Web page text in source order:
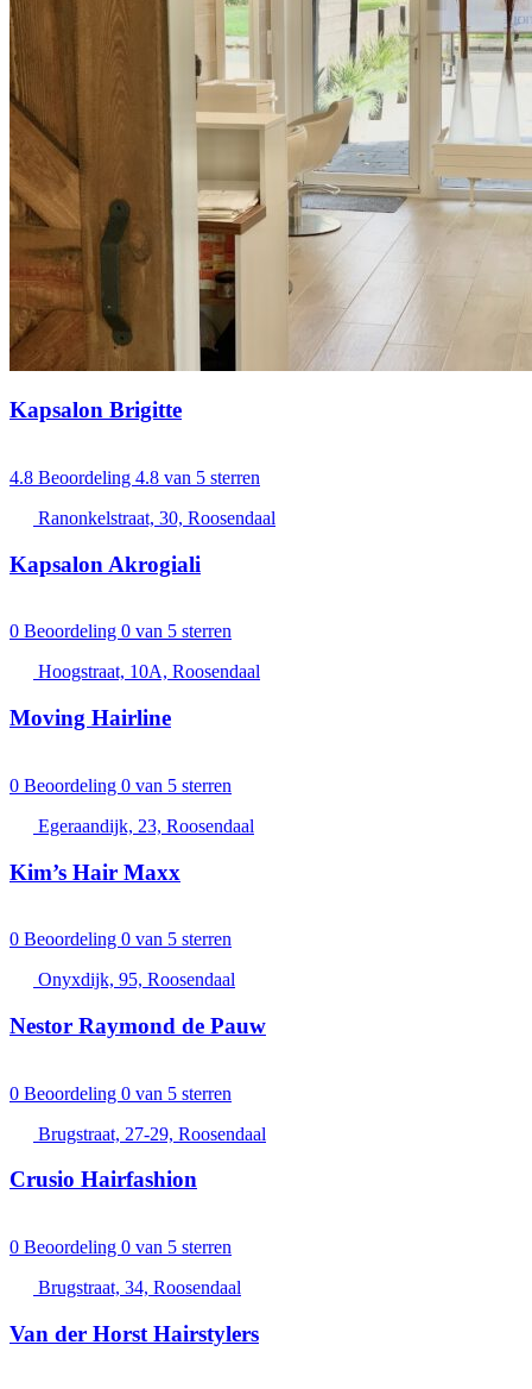
Kapsalon Brigitte
4.8 Beoordeling 4.8 van 5 sterren
Ranonkelstraat, 30, Roosendaal
Kapsalon Akrogiali
0 Beoordeling 0 van 5 sterren
Hoogstraat, 10A, Roosendaal
Moving Hairline
0 Beoordeling 0 van 5 sterren
Egeraandijk, 23, Roosendaal
Kim’s Hair Maxx
0 Beoordeling 0 van 5 sterren
Onyxdijk, 95, Roosendaal
Nestor Raymond de Pauw
0 Beoordeling 0 van 5 sterren
Brugstraat, 27-29, Roosendaal
Crusio Hairfashion
0 Beoordeling 0 van 5 sterren
Brugstraat, 34, Roosendaal
Van der Horst Hairstylers